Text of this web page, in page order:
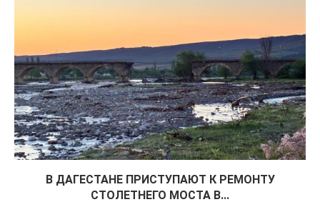
В ДАГЕСТАНЕ ПРИСТУПАЮТ К РЕМОНТУ
СТОЛЕТНЕГО МОСТА В...